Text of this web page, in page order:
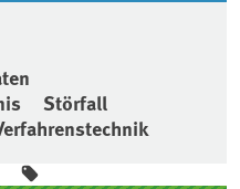
Störfall